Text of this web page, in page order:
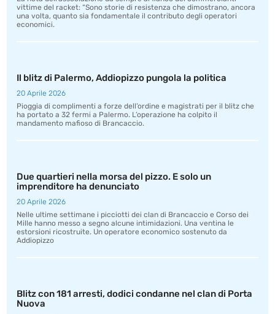
vittime del racket: “Sono storie di resistenza che dimostrano, ancora
una volta, quanto sia fondamentale il contributo degli operatori
economici.
Il blitz di Palermo, Addiopizzo pungola la politica
20 Aprile 2026
Pioggia di complimenti a forze dell’ordine e magistrati per il blitz che
ha portato a 32 fermi a Palermo. L’operazione ha colpito il
mandamento mafioso di Brancaccio.
Due quartieri nella morsa del pizzo. E solo un
imprenditore ha denunciato
20 Aprile 2026
Nelle ultime settimane i picciotti dei clan di Brancaccio e Corso dei
Mille hanno messo a segno alcune intimidazioni. Una ventina le
estorsioni ricostruite. Un operatore economico sostenuto da
Addiopizzo
Blitz con 181 arresti, dodici condanne nel clan di Porta
Nuova